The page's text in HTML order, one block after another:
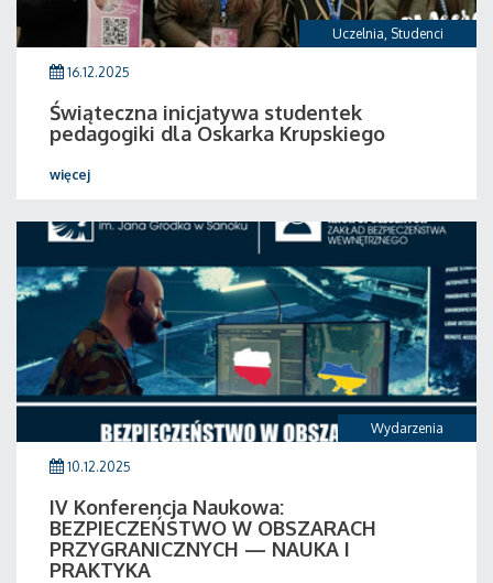
Uczelnia, Studenci
16.12.2025
Świąteczna inicjatywa studentek
pedagogiki dla Oskarka Krupskiego
więcej
Wydarzenia
10.12.2025
IV Konferencja Naukowa:
BEZPIECZEŃSTWO W OBSZARACH
PRZYGRANICZNYCH — NAUKA I
PRAKTYKA